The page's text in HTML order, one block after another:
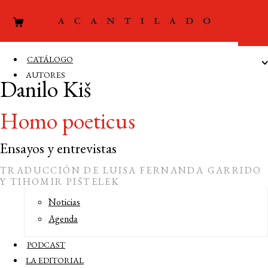
CATÁLOGO
AUTORES
Autores
Editores
Traductores
Prologuistas
ACTUALIDAD
Noticias
Agenda
PODCAST
LA EDITORIAL
Danilo Kiš
Homo poeticus
Ensayos y entrevistas
TRADUCCIÓN DE LUISA FERNANDA GARRIDO
Y TIHOMIR PIŠTELEK